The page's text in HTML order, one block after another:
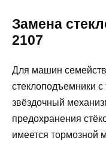
Замена
2107
Для машин
стеклоподъемники
звёздочный
предохранения
имеется тормозной